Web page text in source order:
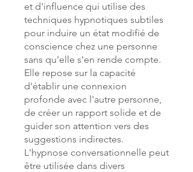
et d'influence qui utilise des
techniques hypnotiques subtiles
pour induire un état modifié de
conscience chez une personne
sans qu'elle s'en rende compte.
Elle repose sur la capacité
d'établir une connexion
profonde avec l'autre personne,
de créer un rapport solide et de
guider son attention vers des
suggestions indirectes.
L'hypnose conversationnelle peut
être utilisée dans divers